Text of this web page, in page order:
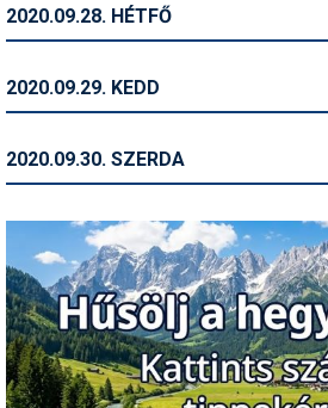
2020.09.28. HÉTFŐ
2020.09.29. KEDD
2020.09.30. SZERDA